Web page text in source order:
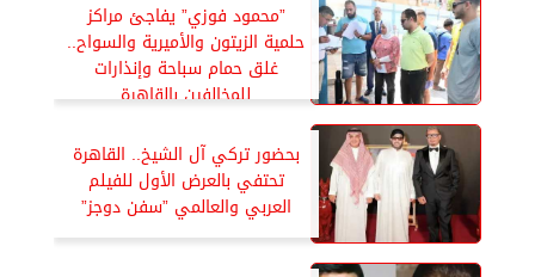
”محمود فوزي” يفاجئ مراكز
حلمية الزيتون والأميرية والسواح..
غلق حمام سباحة وإنذارات
للمخالفين بالقاهرة
بحضور تركي آل الشيخ.. القاهرة
تحتفي بالعرض الأول للفيلم
العربي والعالمي ”سفن دوجز”